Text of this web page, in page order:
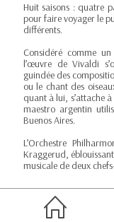
Huit saisons : quatre
pour faire voyager le
différents.
Considéré comme
l’œuvre de Vivaldi
guindée des
ou le chant des
quant à lui, s’attache
maestro argentin
Buenos Aires.
L’Orchestre
Kraggerud,
musicale de deux